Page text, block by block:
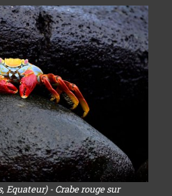
Equateur) - Crabe rouge sur